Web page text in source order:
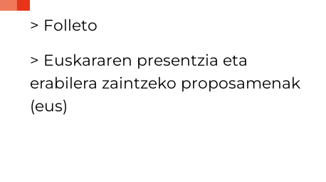
> Folleto
> Euskararen presentzia eta
erabilera zaintzeko proposamenak
(eus)